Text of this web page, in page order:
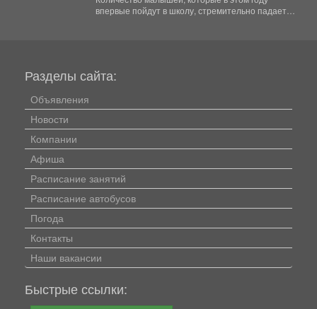
впервые пойдут в школу, стремительно падает в
Разделы сайта:
Объявления
Новости
Компании
Афиша
Расписание занятий
Расписание автобусов
Погода
Контакты
Наши вакансии
Быстрые ссылки: